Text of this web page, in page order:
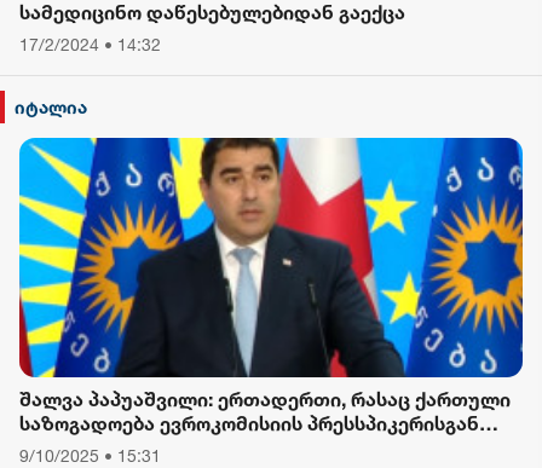
სამედიცინო დაწესებულებიდან გაექცა
17/2/2024 • 14:32
იტალია
შალვა პაპუაშვილი: ერთადერთი, რასაც ქართული
საზოგადოება ევროკომისიის პრესსპიკერისგან
მოელის, არის ბოდიში ხელისუფლების დამხობის
9/10/2025 • 15:31